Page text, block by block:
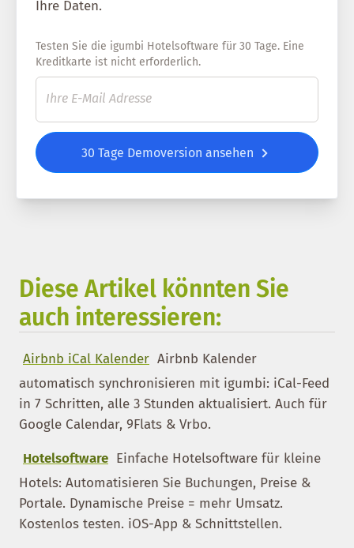
Ihre Daten.
Testen Sie die igumbi Hotelsoftware für 30 Tage. Eine
Kreditkarte ist nicht erforderlich.
30 Tage Demoversion ansehen
Diese Artikel könnten Sie
auch interessieren:
Airbnb iCal Kalender Airbnb Kalender
automatisch synchronisieren mit igumbi: iCal-Feed
in 7 Schritten, alle 3 Stunden aktualisiert. Auch für
Google Calendar, 9Flats & Vrbo.
Hotelsoftware Einfache Hotelsoftware für kleine
Hotels: Automatisieren Sie Buchungen, Preise &
Portale. Dynamische Preise = mehr Umsatz.
Kostenlos testen. iOS-App & Schnittstellen.